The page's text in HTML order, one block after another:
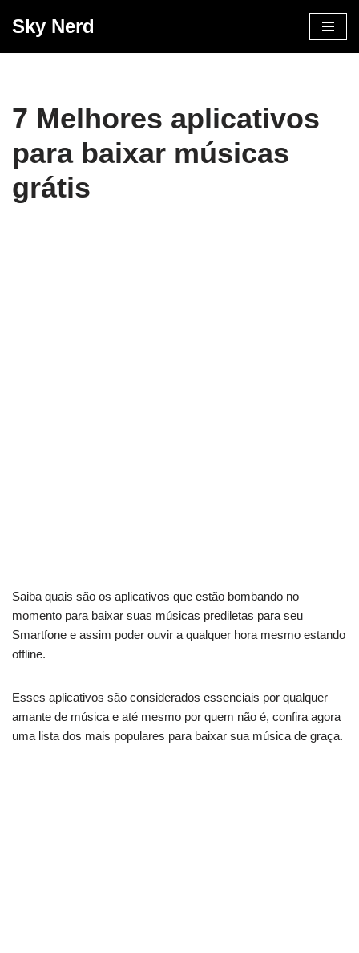
Sky Nerd
7 Melhores aplicativos
para baixar músicas
grátis
Saiba quais são os aplicativos que estão bombando no
momento para baixar suas músicas prediletas para seu
Smartfone e assim poder ouvir a qualquer hora mesmo estando
offline.
Esses aplicativos são considerados essenciais por qualquer
amante de música e até mesmo por quem não é, confira agora
uma lista dos mais populares para baixar sua música de graça.